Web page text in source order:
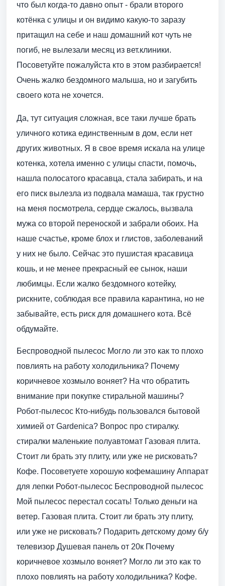
что был когда-то давно опыт - брали второго
котёнка с улицы и он видимо какую-то заразу
притащил на себе и наш домашний кот чуть не
погиб, не вылезали месяц из вет.клиники.
Посоветуйте пожалуйста кто в этом разбирается!
Очень жалко бездомного малыша, но и загубить
своего кота не хочется.
Да, тут ситуация сложная, все таки лучше брать
уличного котика единственным в дом, если нет
других животных. Я в свое время искала на улице
котенка, хотела именно с улицы спасти, помочь,
нашла полосатого красавца, стала забирать, и на
его писк вылезла из подвала мамаша, так грустно
на меня посмотрела, сердце сжалось, вызвала
мужа со второй переноской и забрали обоих. На
наше счастье, кроме блох и глистов, заболеваний
у них не было. Сейчас это пушистая красавица
кошь, и не менее прекрасный ее сынок, наши
любимцы. Если жалко бездомного котейку,
рискните, соблюдая все правила карантина, но не
забывайте, есть риск для домашнего кота. Всё
обдумайте.
Беспроводной пылесос Могло ли это как то плохо
повлиять на работу холодильника? Почему
коричневое хозмыло воняет? На что обратить
внимание при покупке стиральной машины?
Робот-пылесос Кто-нибудь пользовался бытовой
химией от Gardenica? Вопрос про стиралку.
стиралки маленькие полуавтомат Газовая плита.
Стоит ли брать эту плиту, или уже не рисковать?
Кофе. Посоветуете хорошую кофемашину Аппарат
для лепки Робот-пылесос Беспроводной пылесос
Мой пылесос перестал сосать! Только деньги на
ветер. Газовая плита. Стоит ли брать эту плиту,
или уже не рисковать? Подарить детскому дому б/у
телевизор Душевая панель от 20к Почему
коричневое хозмыло воняет? Могло ли это как то
плохо повлиять на работу холодильника? Кофе.